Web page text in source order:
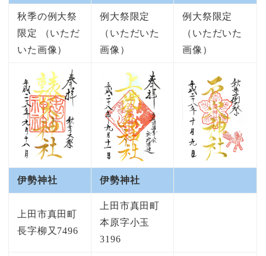
秋季の例大祭
限定 （いただ
いた画像）
例大祭限定
（いただいた
画像）
例大祭限定
（いただいた
画像）
伊勢神社 伊勢神社
上田市真田町
長字柳又7496
上田市真田町
本原字小玉
3196